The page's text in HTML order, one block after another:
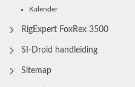
Kalender
RigExpert FoxRex 3500
SI-Droid handleiding
Sitemap